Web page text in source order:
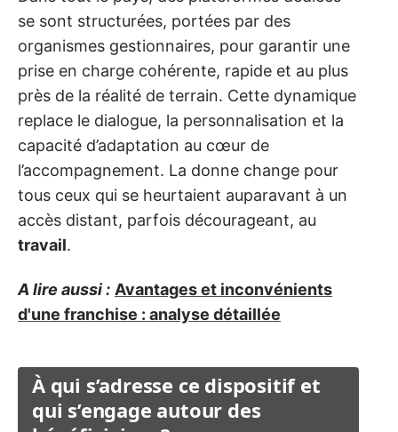
se sont structurées, portées par des
organismes gestionnaires, pour garantir une
prise en charge cohérente, rapide et au plus
près de la réalité de terrain. Cette dynamique
replace le dialogue, la personnalisation et la
capacité d’adaptation au cœur de
l’accompagnement. La donne change pour
tous ceux qui se heurtaient auparavant à un
accès distant, parfois décourageant, au
travail.
A lire aussi : Avantages et inconvénients
d'une franchise : analyse détaillée
À qui s’adresse ce dispositif et
qui s’engage autour des